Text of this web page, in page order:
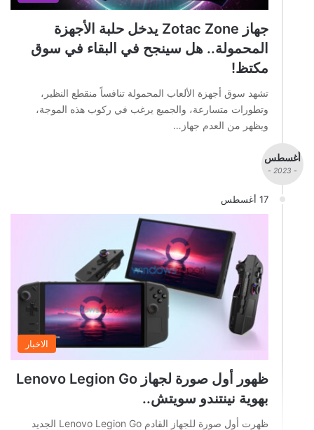
جهاز Zotac Zone يدخل حلبة الأجهزة
المحمولة.. هل سينجح في البقاء في سوق
مكتظ!
تشهد سوق أجهزة الألعاب المحمولة تنافساً منقطع النظير،
وتطورات متسارعة، والجميع يرغب في ركوب هذه الموجة،
ويظهر من العدم جهاز…
أغسطس
- 2023 -
17 أغسطس
الاخبار
ظهور أول صورة لجهاز Lenovo Legion Go
بهوية نينتندو سويتش..
ظهرت أول صورة للجهاز القادم Lenovo Legion Go الجديد